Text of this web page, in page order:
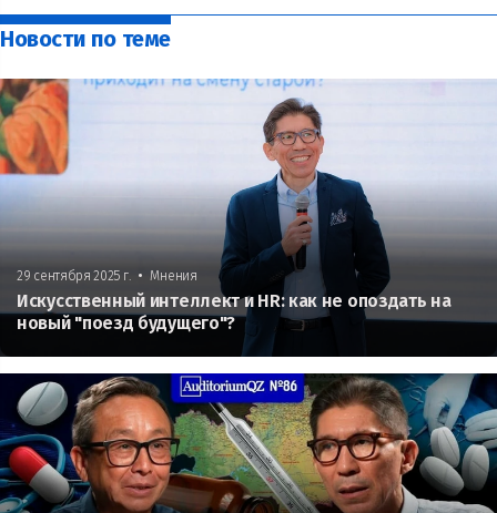
Новости по теме
29 сентября 2025 г. • Мнения
Искусственный интеллект и HR: как не опоздать на
новый "поезд будущего"?